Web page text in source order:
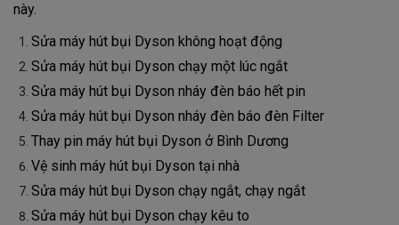
này.
Sửa máy hút bụi Dyson không hoạt động
Sửa máy hút bụi Dyson chạy một lúc ngắt
Sửa máy hút bụi Dyson nháy đèn báo hết pin
Sửa máy hút bụi Dyson nháy đèn báo đèn Filter
Thay pin máy hút bụi Dyson ở Bình Dương
Vệ sinh máy hút bụi Dyson tại nhà
Sửa máy hút bụi Dyson chạy ngắt, chạy ngắt
Sửa máy hút bụi Dyson chạy kêu to